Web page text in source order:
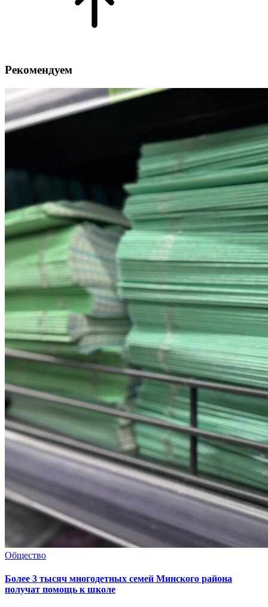
Рекомендуем
Общество
Более 3 тысяч многодетных семей Минского района
получат помощь к школе